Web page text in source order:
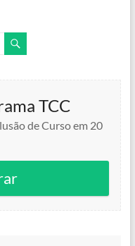
TCC
de Curso em 20